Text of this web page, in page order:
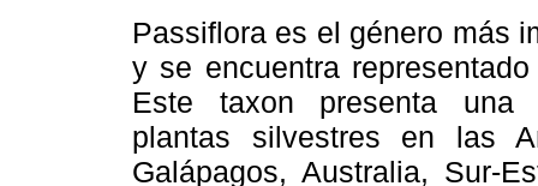
Passiflora es el género más
y se encuentra
Este taxon presenta una
plantas silvestres en las
Galápagos, Australia, Sur-